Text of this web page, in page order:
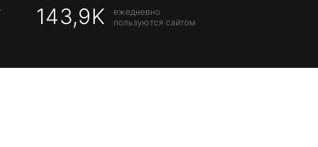
143,9K
ежедневно
пользуются сайтом